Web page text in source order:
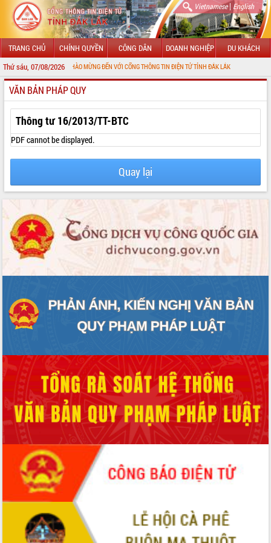
Vietnamese| English
TRANG CHỦ CHÍNH QUYỀN CÔNG DÂN DOANH NGHIỆP DU KHÁCH
Thứ sáu, 07/08/2026CHÀO MỪNG ĐẾN VỚI CỔNG THÔNG TIN ĐIỆN TỬ TỈNH ĐẮK LẮK
GIỚI THIỆU
TIN TỨC SỰ KIỆN
UBND CÁC XÃ, PHƯỜNG
THÔNG TIN CHỈ ĐẠO ĐIỀU HÀNH
HỆ THỐNG VĂN BẢN
VĂN BẢN HĐND TỈNH
QUY HOẠCH - KẾ HOẠCH
VĂN BẢN PHÁP QUY
Thông tư 16/2013/TT-BTC
PDF cannot be displayed.
Quay lại